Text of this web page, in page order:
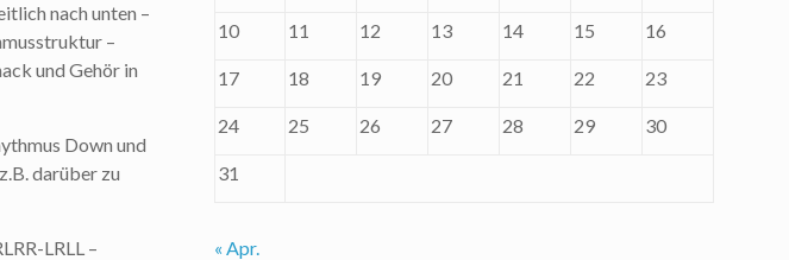
nach unten –
–
und Gehör in
Down und
darüber zu
LRLL –
10 11 12 13 14 15 16
17 18 19 20 21 22 23
24 25 26 27 28 29 30
31
« Apr.